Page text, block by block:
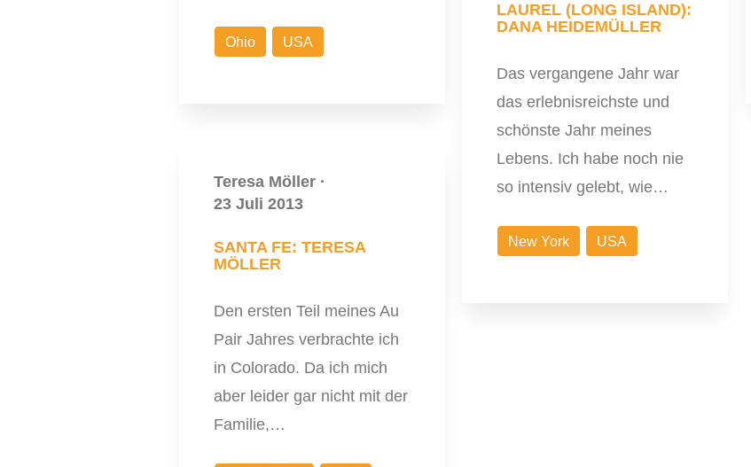
Ohio USA
LAUREL (LONG ISLAND):
DANA HEIDEMÜLLER
Das vergangene Jahr war
das erlebnisreichste und
schönste Jahr meines
Lebens. Ich habe noch nie
so intensiv gelebt, wie…
New York USA
Teresa Möller ·
23 Juli 2013
SANTA FE: TERESA
MÖLLER
Den ersten Teil meines Au
Pair Jahres verbrachte ich
in Colorado. Da ich mich
aber leider gar nicht mit der
Familie,…